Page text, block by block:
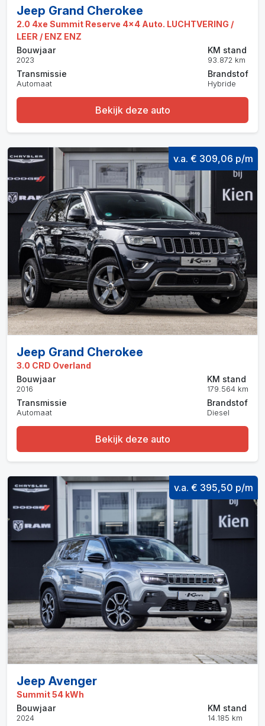
Jeep Grand Cherokee
2.0 4xe Summit Reserve 4x4 Auto. LUCHTVERING /
LEER / ENZ ENZ
Bouwjaar
2023
Transmissie
Automaat
KM stand
93.872 km
Brandstof
Hybride
Bekijk deze auto
v.a. € 309,06 p/m
Jeep Grand Cherokee
3.0 CRD Overland
Bouwjaar
2016
Transmissie
Automaat
KM stand
179.564 km
Brandstof
Diesel
Bekijk deze auto
v.a. € 395,50 p/m
Jeep Avenger
Summit 54 kWh
Bouwjaar
2024
KM stand
14.185 km